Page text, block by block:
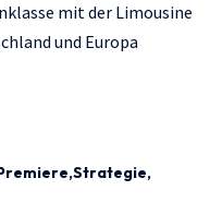
mit der Limousine
und Europa
Strategie